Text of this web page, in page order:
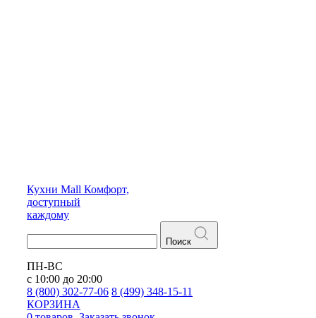
Кухни Mall Комфорт,
доступный
каждому
Поиск
ПН-ВС
с 10:00 до 20:00
8 (800) 302-77-06 8 (499) 348-15-11
КОРЗИНА